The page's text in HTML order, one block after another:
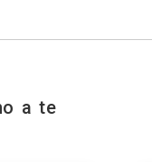
a te